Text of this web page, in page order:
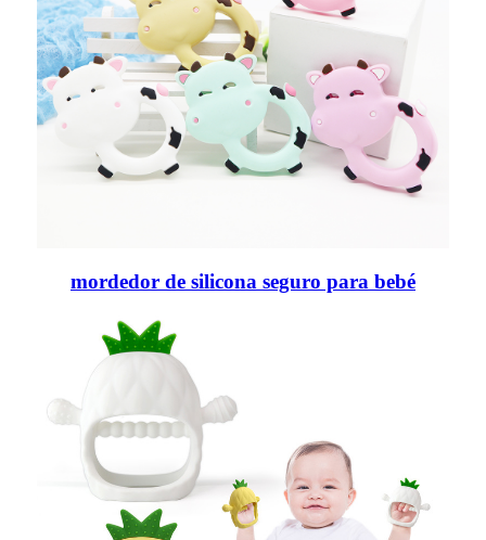
mordedor de silicona seguro para bebé